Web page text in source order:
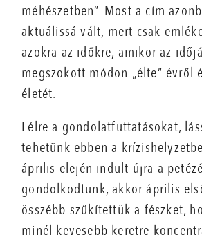
méhészetben”. Most a cím
aktuálissá vált, mert csak
azokra az időkre, amikor az
megszokott módon „élte” évről
életét.
Félre a gondolatfuttatásokat,
tehetünk ebben a
április elején indult újra a
gondolkodtunk, akkor április
összébb szűkítettük a fészket,
minél kevesebb keretre